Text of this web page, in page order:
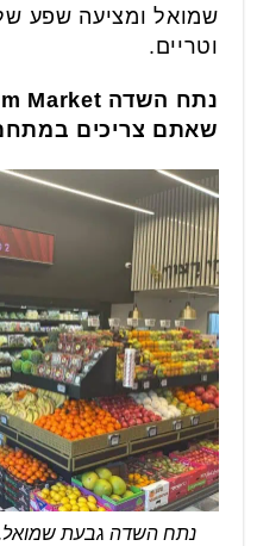
שמואל ומציעה שפע של
וטריים.
שאתם צריכים
נתח השדה גבעת